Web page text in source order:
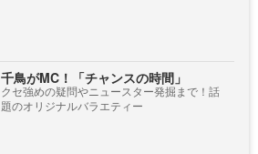
千鳥がMC！「チャンスの時間」
クセ強めの疑問やニュースター発掘まで！話
題のオリジナルバラエティー